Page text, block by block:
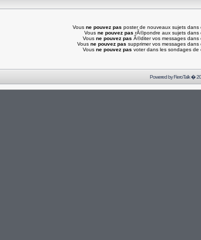
Vous ne pouvez pas poster de nouveaux sujets dans
Vous ne pouvez pas rÃ©pondre aux sujets dans
Vous ne pouvez pas Ã©diter vos messages dans
Vous ne pouvez pas supprimer vos messages dans
Vous ne pouvez pas voter dans les sondages de
Powered byFieroTalk�